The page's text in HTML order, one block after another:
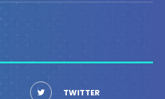
TWITTER